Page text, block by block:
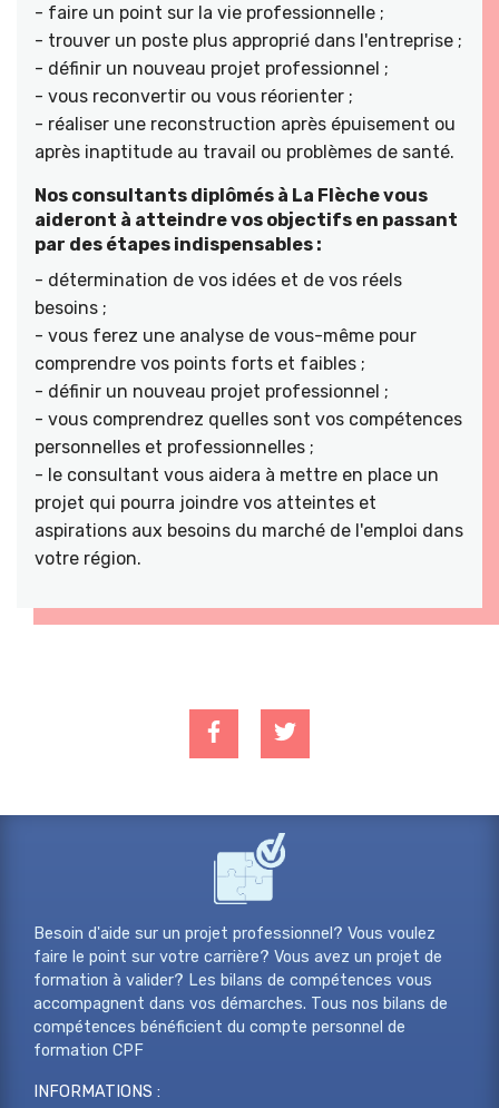
- faire un point sur la vie professionnelle ;
- trouver un poste plus approprié dans l'entreprise ;
- définir un nouveau projet professionnel ;
- vous reconvertir ou vous réorienter ;
- réaliser une reconstruction après épuisement ou
après inaptitude au travail ou problèmes de santé.
Nos consultants diplômés à La Flèche vous
aideront à atteindre vos objectifs en passant
par des étapes indispensables :
- détermination de vos idées et de vos réels
besoins ;
- vous ferez une analyse de vous-même pour
comprendre vos points forts et faibles ;
- définir un nouveau projet professionnel ;
- vous comprendrez quelles sont vos compétences
personnelles et professionnelles ;
- le consultant vous aidera à mettre en place un
projet qui pourra joindre vos atteintes et
aspirations aux besoins du marché de l'emploi dans
votre région.
Besoin d'aide sur un projet professionnel? Vous voulez
faire le point sur votre carrière? Vous avez un projet de
formation à valider? Les bilans de compétences vous
accompagnent dans vos démarches. Tous nos bilans de
compétences bénéficient du compte personnel de
formation CPF
INFORMATIONS :